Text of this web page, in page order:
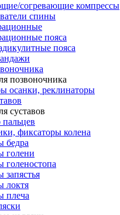
согревающие компрессы
спины
пояса
пояса
позвоночника
осанки, реклинаторы
суставов
пальцев
фиксаторы колена
бедра
голени
голеностопа
запястья
локтя
плеча